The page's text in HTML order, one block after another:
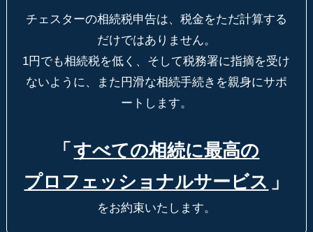
チェスターの相続税申告は、税金をただ計算する
だけではありません。
1円でも相続税を低く、そして税務署に指摘を受け
ないように、
また円滑な相続手続きを親身にサポ
ートします。
「 すべての相続に最高の
プロフェッショナルサービス 」
をお約束いたします。